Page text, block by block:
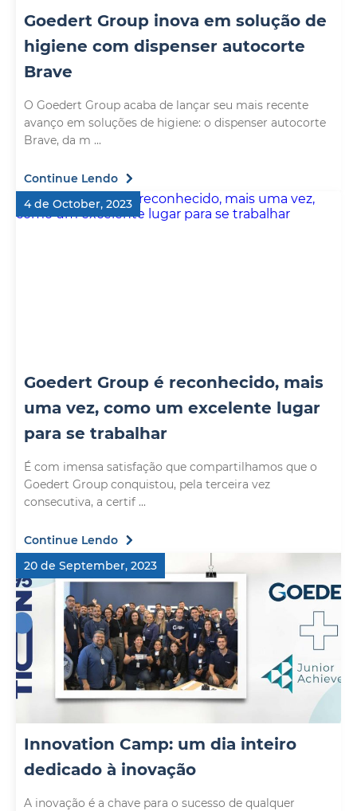
Goedert Group inova em solução de
higiene com dispenser autocorte
Brave
O Goedert Group acaba de lançar seu mais recente
avanço em soluções de higiene: o dispenser autocorte
Brave, da m ...
Continue Lendo
4 de October, 2023
Goedert Group é reconhecido, mais
uma vez, como um excelente lugar
para se trabalhar
É com imensa satisfação que compartilhamos que o
Goedert Group conquistou, pela terceira vez
consecutiva, a certif ...
Continue Lendo
20 de September, 2023
Innovation Camp: um dia inteiro
dedicado à inovação
A inovação é a chave para o sucesso de qualquer